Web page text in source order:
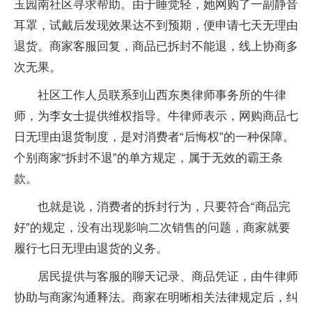
玉园南社区寻求帮助。由于睡觉轻，她网购了一副静音
耳罩，试戴后发现效果达不到预期，便申请七天无理由
退货。商家客服回复，商品已拆封不能退，线上协商多
次无果。
社区工作人员联系到山西东奥律师事务所的牛律
师，为李女士提供维权指导。牛律师表示，网购商品七
日无理由退货制度，是对消费者“后悔权”的一种保障。
个别商家“拆封不退”的单方规定，属于无效的霸王条
款。
也就是说，消费者的拆封行为，只要符合“商品完
好”的规定，没有出现影响二次销售的问题，商家就要
履行七日无理由退货的义务。
居民提供与客服的聊天记录、商品凭证，由牛律师
协助与商家沟通释法。商家在明晰相关法律规定后，纠